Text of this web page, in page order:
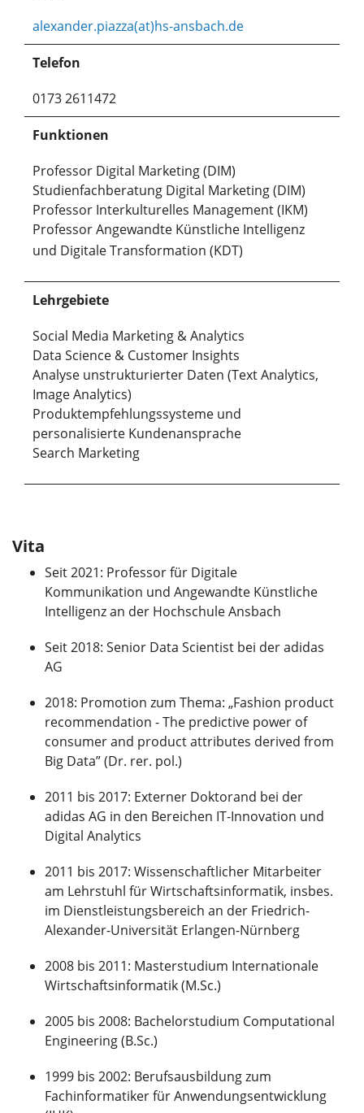
alexander.piazza(at)hs-ansbach.de
Telefon
0173 2611472
Funktionen
Professor Digital Marketing (DIM)
Studienfachberatung Digital Marketing (DIM)
Professor Interkulturelles Management (IKM)
Professor Angewandte Künstliche Intelligenz
und Digitale Transformation (KDT)
Lehrgebiete
Social Media Marketing & Analytics
Data Science & Customer Insights
Analyse unstrukturierter Daten (Text Analytics,
Image Analytics)
Produktempfehlungssysteme und
personalisierte Kundenansprache
Search Marketing
Vita
Seit 2021: Professor für Digitale
Kommunikation und Angewandte Künstliche
Intelligenz an der Hochschule Ansbach
Seit 2018: Senior Data Scientist bei der adidas
AG
2018: Promotion zum Thema: „Fashion product
recommendation - The predictive power of
consumer and product attributes derived from
Big Data” (Dr. rer. pol.)
2011 bis 2017: Externer Doktorand bei der
adidas AG in den Bereichen IT-Innovation und
Digital Analytics
2011 bis 2017: Wissenschaftlicher Mitarbeiter
am Lehrstuhl für Wirtschaftsinformatik, insbes.
im Dienstleistungsbereich an der Friedrich-
Alexander-Universität Erlangen-Nürnberg
2008 bis 2011: Masterstudium Internationale
Wirtschaftsinformatik (M.Sc.)
2005 bis 2008: Bachelorstudium Computational
Engineering (B.Sc.)
1999 bis 2002: Berufsausbildung zum
Fachinformatiker für Anwendungsentwicklung